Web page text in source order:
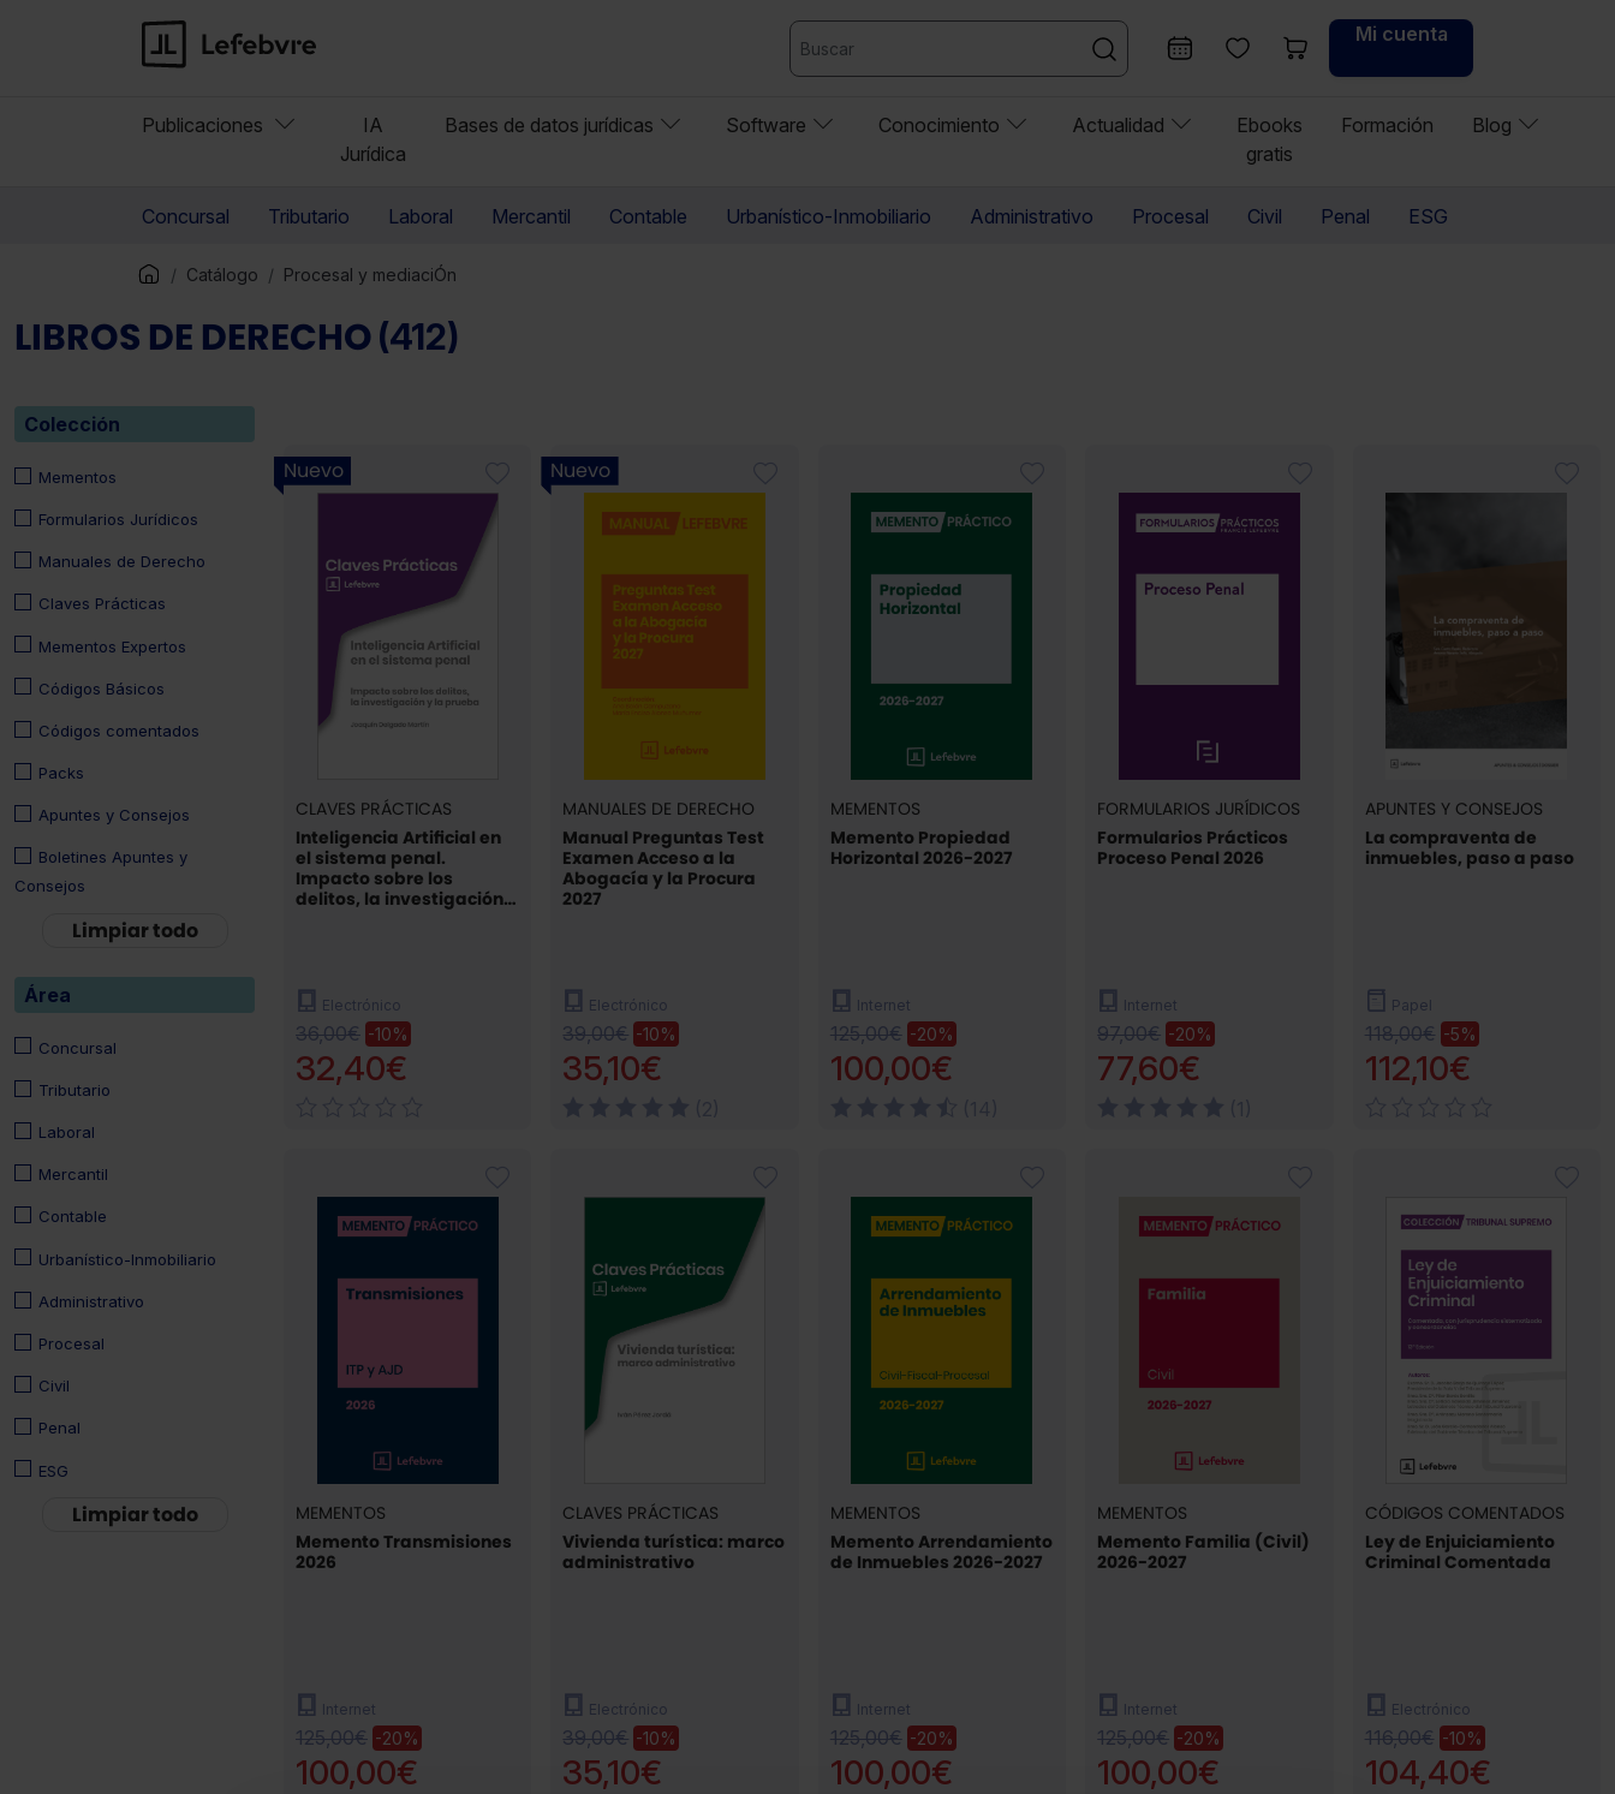
Mi cuenta
Publicaciones
IA
Jurídica
Bases de datos jurídicas Software Conocimiento Actualidad
Ebooks
gratis
Formación Blog
Concursal Tributario Laboral Mercantil Contable Urbanístico-Inmobiliario Administrativo Procesal Civil Penal ESG
Catálogo Procesal y mediaciÓn
LIBROS DE DERECHO(412)
Colección
Mementos
Formularios Jurídicos
Manuales de Derecho
Claves Prácticas
Mementos Expertos
Códigos Básicos
Códigos comentados
Packs
Apuntes y Consejos
Boletines Apuntes y
Consejos
Limpiar todo
Área
Concursal
Tributario
Laboral
Mercantil
Contable
Urbanístico-Inmobiliario
Administrativo
Procesal
Civil
Penal
ESG
Limpiar todo
Nuevo
CLAVES PRÁCTICAS
Inteligencia Artificial en
el sistema penal.
Impacto sobre los
delitos, la investigación y
Electrónico
36,00€ -10%
32,40€
Nuevo
MANUALES DE DERECHO
Manual Preguntas Test
Examen Acceso a la
Abogacía y la Procura
2027
Electrónico
39,00€ -10%
35,10€
MEMENTOS
Memento Propiedad
Horizontal 2026-2027
Internet
125,00€ -20%
100,00€
FORMULARIOS JURÍDICOS
Formularios Prácticos
Proceso Penal 2026
Internet
97,00€ -20%
77,60€
APUNTES Y CONSEJOS
La compraventa de
inmuebles, paso a paso
Papel
118,00€ -5%
112,10€
MEMENTOS
Memento Transmisiones
2026
Internet
125,00€ -20%
100,00€
CLAVES PRÁCTICAS
Vivienda turística: marco
administrativo
Electrónico
39,00€ -10%
35,10€
MEMENTOS
Memento Arrendamiento
de Inmuebles 2026-2027
Internet
125,00€ -20%
100,00€
MEMENTOS
Memento Familia (Civil)
2026-2027
Internet
125,00€ -20%
100,00€
CÓDIGOS COMENTADOS
Ley de Enjuiciamiento
Criminal Comentada
Electrónico
116,00€ -10%
104,40€